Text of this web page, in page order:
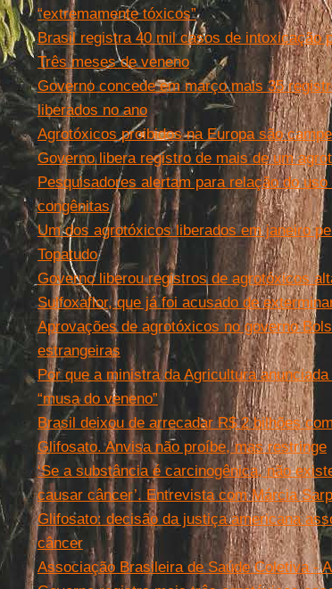
“extremamente tóxicos”
Brasil registra 40 mil casos de intoxicação
Três meses de veneno
Governo concede em março mais 35
liberados no ano
Agrotóxicos proibidos na Europa são
Governo libera registro de mais de um
Pesquisadores alertam para relação do
congênitas
Um dos agrotóxicos liberados em janeiro
Topatudo
Governo liberou registros de agrotóxicos
Sulfoxaflor, que já foi acusado de
Aprovações de agrotóxicos no governo
estrangeiras
Por que a ministra da Agricultura
“musa do veneno”
Brasil deixou de arrecadar R$ 2 bilhões
Glifosato. Anvisa não proíbe, mas restringe
‘Se a substância é carcinogênica, não
causar câncer’. Entrevista com Márcia
Glifosato: decisão da justiça americana
câncer
Associação Brasileira de Saúde Coletiva -